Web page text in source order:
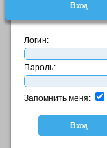
Вход
Логин:
Пароль:
Запомнить меня: